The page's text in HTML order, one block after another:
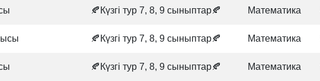
🍂Күзгі тур 7, 8, 9 сыныптар🍂 Математика
🍂Күзгі тур 7, 8, 9 сыныптар🍂 Математика
🍂Күзгі тур 7, 8, 9 сыныптар🍂 Математика